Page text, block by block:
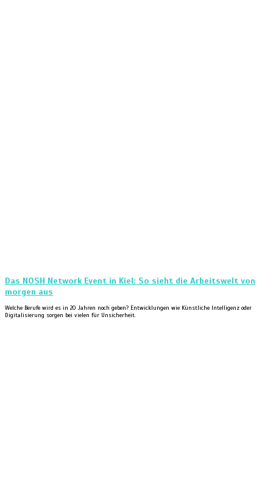
Das NOSH Network Event in Kiel: So sieht die Arbeitswelt von
morgen aus
Welche Berufe wird es in 20 Jahren noch geben? Entwicklungen wie Künstliche Intelligenz oder
Digitalisierung sorgen bei vielen für Unsicherheit.